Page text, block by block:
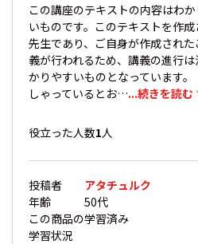
この講座のテキストの内容はわ
いものです。このテキストを作
先生であり、ご自身が作成され
義が行われるため、講義の進行
かりやすいものとなっています
しゃっているとお…...続きを読む
役立った人数1人
投稿者
アタチュルク
年齢
50代
この商品の
学習状況
学習済み